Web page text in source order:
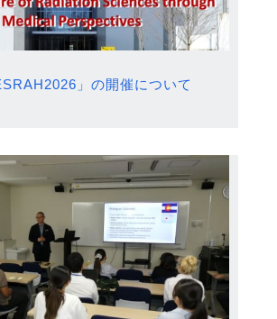
」の開催について